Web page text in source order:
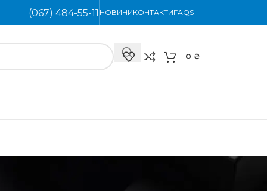
(067) 484-55-11 НОВИНИКОНТАКТИFAQS
0 ₴